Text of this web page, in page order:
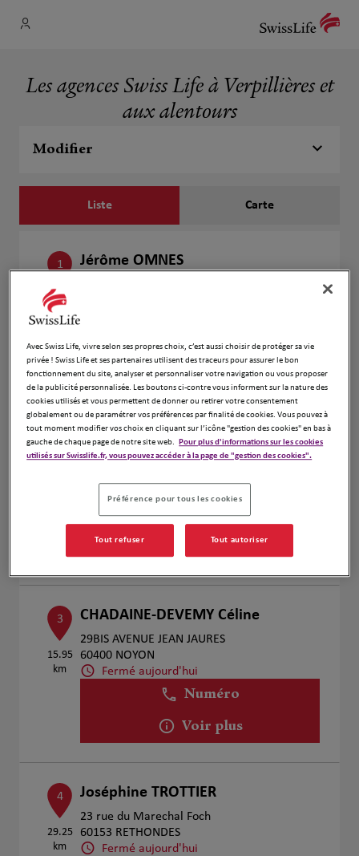
Les agences Swiss Life à Verpillières et
aux alentours
Modifier
Liste Carte
1
227 m
Jérôme OMNES
Numéro
Voir plus
2 JULIEN Louis
12 Rue d'en Bas
Fermé aujourd'hui
Numéro
3
15.95
km
CHADAINE-DEVEMY Céline
29BIS AVENUE JEAN JAURES
60400 NOYON
Fermé aujourd'hui
Numéro
Voir plus
4
29.25
km
Joséphine TROTTIER
23 rue du Marechal Foch
60153 RETHONDES
Fermé aujourd'hui
Avec Swiss Life, vivre selon ses propres choix, c’est aussi choisir de protéger sa vie
privée ! Swiss Life et ses partenaires utilisent des traceurs pour assurer le bon
fonctionnement du site, analyser et personnaliser votre navigation ou vous proposer
de la publicité personnalisée. Les boutons ci-contre vous informent sur la nature des
cookies utilisés et vous permettent de donner ou retirer votre consentement
globalement ou de paramétrer vos préférences par finalité de cookies. Vous pouvez à
tout moment modifier vos choix en cliquant sur l’icône "gestion des cookies" en bas à
gauche de chaque page de notre site web.
Pour plus d'informations sur les cookies
utilisés sur Swisslife.fr, vous pouvez accéder à la page de "gestion des cookies".
Préférence pour tous les cookies
Tout refuser Tout autoriser